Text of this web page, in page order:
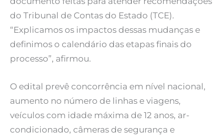
do Tribunal de Contas do Estado (TCE).
“Explicamos os impactos dessas mudanças e
definimos o calendário das etapas finais do
processo”, afirmou.
O edital prevê concorrência em nível nacional,
aumento no número de linhas e viagens,
veículos com idade máxima de 12 anos, ar-
condicionado, câmeras de segurança e